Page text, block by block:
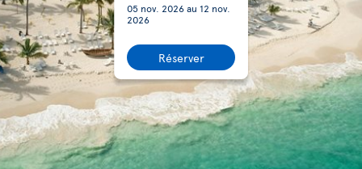
05 nov. 2026au 12 nov.
2026
Réserver